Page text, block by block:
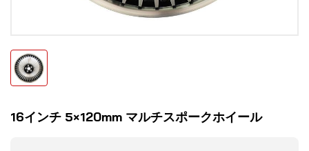
16インチ 5×120mm マルチスポークホイール